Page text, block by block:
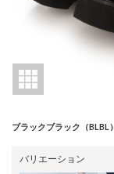
ブラックブラック（BLBL）
バリエーション